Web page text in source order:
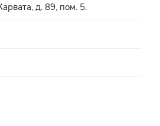
д. 89, пом. 5.